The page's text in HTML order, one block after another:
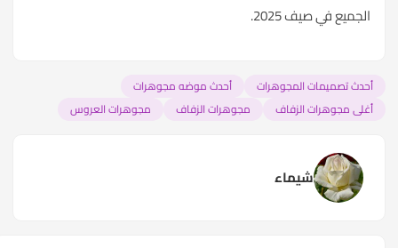
الجميع في صيف 2025.
أحدث تصميمات المجوهرات
أحدث موضه مجوهرات
أغلى مجوهرات الزفاف
مجوهرات الزفاف مجوهرات العروس
شيماء